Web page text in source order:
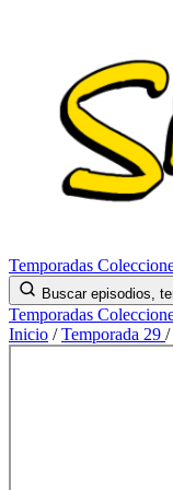
Temporadas
Buscar episodios,
Temporadas
Inicio / Temporada 29 /